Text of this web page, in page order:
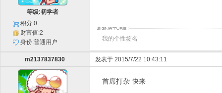
等级:初学者
积分:0
财富值:2
身份:普通用户
我的个性签名
m2137837830 发表于 2015/7/22 10:43:11
首席打杂 快来